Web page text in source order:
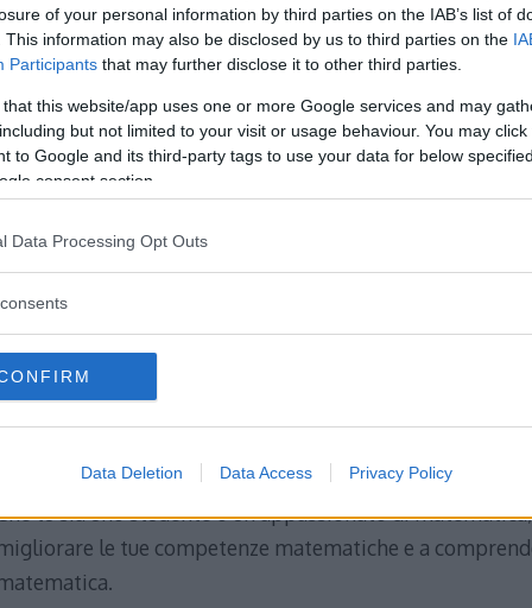
of your personal information by third parties on the IAB’s list of
This information may also be disclosed by us to third parties on the
Participants that may further disclose it to other third parties.
that this website/app uses one or more Google services and may
but not limited to your visit or usage behaviour. You may
to Google and its third-party tags to use your data for below
consent section.
Data Processing Opt Outs
Data Deletion Data Access Privacy Policy
esercizi svolti sono pensati per aiutarti a
la tua capacità di calcolare il valore del
esercizi sui logaritmi semplici, ma anche più
verificare immediatamente la tua risposta e
esercizi sono suddivisi in varie categorie, tra cui
logaritmi naturali, esercizi con logaritmi decimali,
e molti altri.
Se hai bisogno di esempi di logaritmi per capire meglio
tu sia uno studente o un appassionato di
le tue competenze matematiche e a